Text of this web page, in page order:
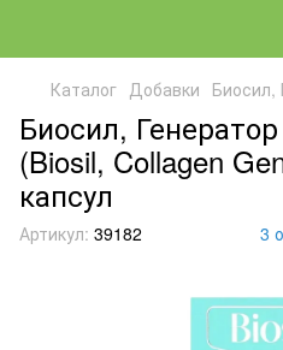
Каталог Добавки Биосил,
Биосил,
(Biosil, Collagen
капсул
Артикул: 39182 3